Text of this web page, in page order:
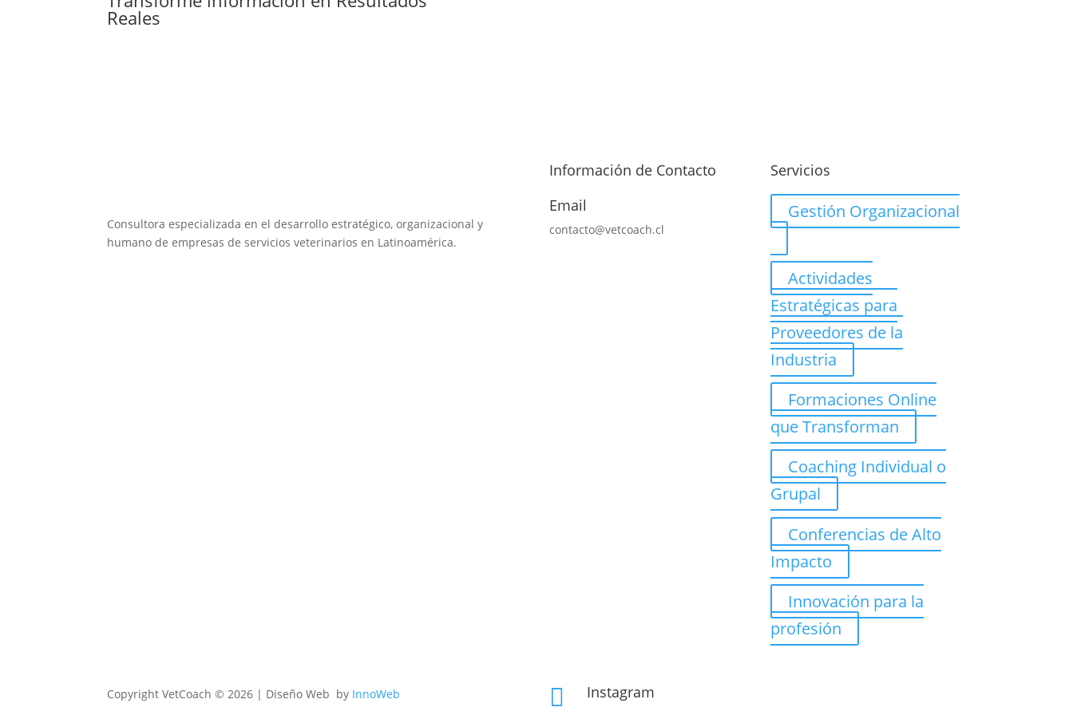
Reales
Consultora especializada en el desarrollo estratégico, organizacional y
humano de empresas de servicios veterinarios en Latinoamérica.
Información de Contacto
Email
contacto@vetcoach.cl
Servicios
Gestión Organizacional
Actividades
Estratégicas para
Proveedores de la
Industria
Formaciones Online
que Transforman
Coaching Individual o
Grupal
Conferencias de Alto
Impacto
Innovación para la
profesión
Copyright VetCoach © 2026 | Diseño Web by InnoWeb  Instagram